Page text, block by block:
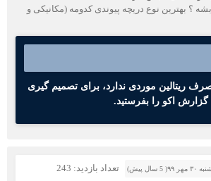
؟ بهترین نوع دریچه پیوندی کدومه (مکانیکی و
ریتالین موردی ندارد، برای تصمیم گیری
اکو را بفرستید.
5 سال پیش) تعداد بازدید: 243